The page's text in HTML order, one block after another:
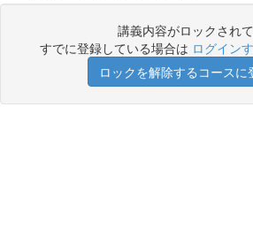
講義内容がロックされ
すでに登録している場合は ログイン
ロックを解除するコースに